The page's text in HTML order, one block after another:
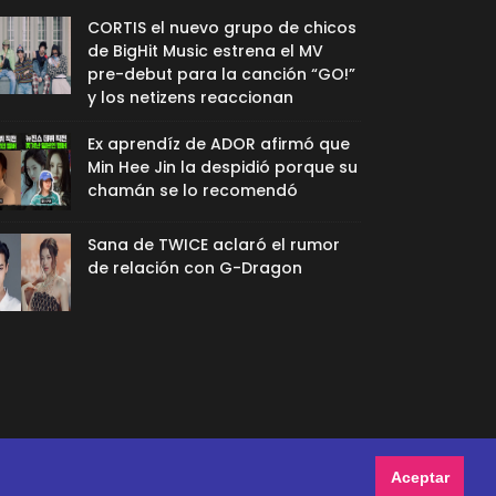
Aceptar
CORTIS el nuevo grupo de chicos
de BigHit Music estrena el MV
pre-debut para la canción “GO!”
y los netizens reaccionan
Ex aprendíz de ADOR afirmó que
Min Hee Jin la despidió porque su
chamán se lo recomendó
Sana de TWICE aclaró el rumor
de relación con G-Dragon